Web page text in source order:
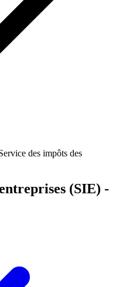
des impôts des
(SIE) -